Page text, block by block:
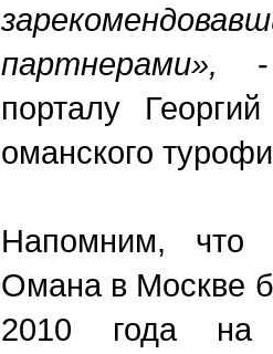
партнерами», -
порталу
оманского
Напомним, что
Омана в Москве
2010 года на